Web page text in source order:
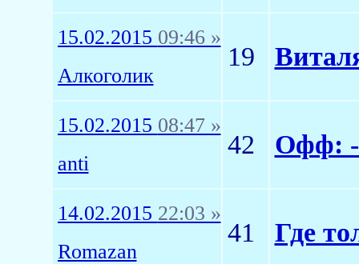
15.02.2015 09:46 »
Алкоголик
19
15.02.2015 08:47 »
anti
42 Офф: -
14.02.2015 22:03 »
Romazan
41 Где